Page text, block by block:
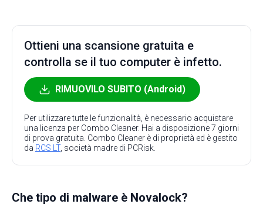
Ottieni una scansione gratuita e
controlla se il tuo computer è infetto.
RIMUOVILO SUBITO (Android)
Per utilizzare tutte le funzionalità, è necessario acquistare
una licenza per Combo Cleaner. Hai a disposizione 7 giorni
di prova gratuita. Combo Cleaner è di proprietà ed è gestito
da RCS LT, società madre di PCRisk.
Che tipo di malware è Novalock?